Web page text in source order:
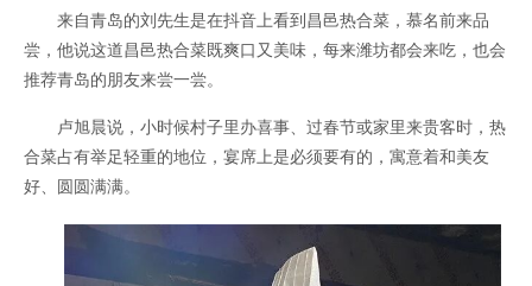
来自青岛的刘先生是在抖音上看到昌邑热合菜，慕名前来品
尝，他说这道昌邑热合菜既爽口又美味，每来潍坊都会来吃，也会
推荐青岛的朋友来尝一尝。
卢旭晨说，小时候村子里办喜事、过春节或家里来贵客时，热
合菜占有举足轻重的地位，宴席上是必须要有的，寓意着和美友
好、圆圆满满。